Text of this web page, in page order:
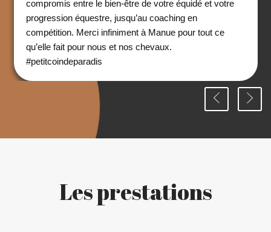
compromis entre le bien-être de votre équidé et votre
progression équestre, jusqu’au coaching en
compétition. Merci infiniment à Manue pour tout ce
qu’elle fait pour nous et nos chevaux.
#petitcoindeparadis
Les prestations